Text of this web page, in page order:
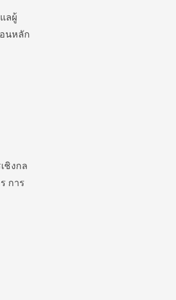
ลผู้
นหลัก
ชิงกล
การ